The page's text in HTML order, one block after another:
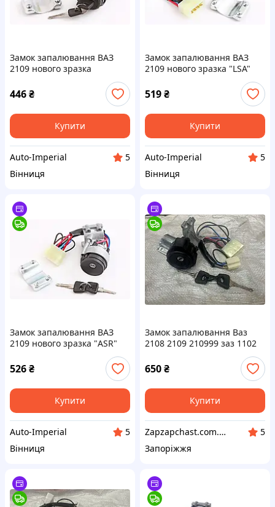
Замок запалювання ВАЗ
2109 нового зразка
446₴
Купити
Auto-Imperial
5
Вінниця
Замок запалювання ВАЗ
2109 нового зразка "LSA"
519₴
Купити
Auto-Imperial
5
Вінниця
Замок запалювання ВАЗ
2109 нового зразка "ASR"
526₴
Купити
Auto-Imperial
5
Вінниця
Замок запалювання Ваз
2108 2109 210999 заз 1102
650₴
Купити
Zapzapchast.com.ua Интернет Магазин Автозапчастей
5
Запоріжжя